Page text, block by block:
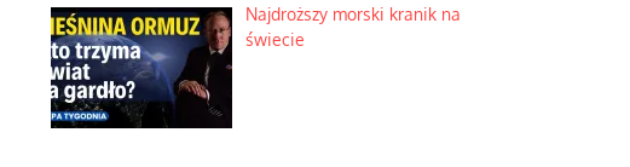
Najdroższy morski kranik na
świecie